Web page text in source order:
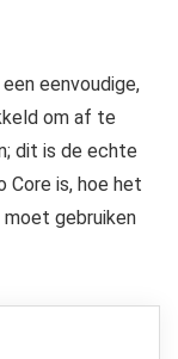
eenvoudige,
om af te
dit is de echte
is, hoe het
gebruiken